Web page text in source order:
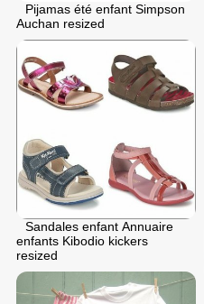
Pijamas été enfant Simpson
Auchan resized
Sandales enfant Annuaire
enfants Kibodio kickers
resized